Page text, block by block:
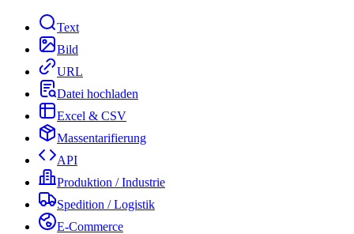
Text
Bild
URL
Datei hochladen
Excel & CSV
Massentarifierung
API
Produktion / Industrie
Spedition / Logistik
E-Commerce